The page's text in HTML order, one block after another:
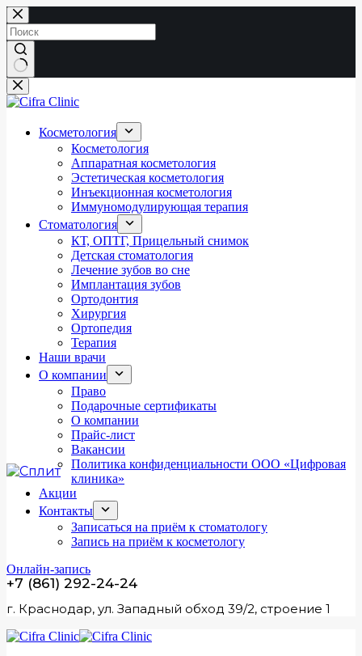
Перейти
к
сути
Ничего
не
Косметология
Косметология
Аппаратная косметология
Эстетическая косметология
Инъекционная косметология
Иммуномодулирующая терапия
Стоматология
КТ, ОПТГ, Прицельный снимок
Детская стоматология
Лечение зубов во сне
Имплантация зубов
Ортодонтия
Хирургия
Ортопедия
Терапия
Наши врачи
О компании
Право
Подарочные сертификаты
О компании
Прайс-лист
Вакансии
Политика конфиденциальности ООО «Цифровая
клиника»
Акции
Контакты
Записаться на приём к стоматологу
Запись на приём к косметологу
Онлайн-запись
+7 (861) 292-24-24
г. Краснодар, ул. Западный обход 39/2, строение 1